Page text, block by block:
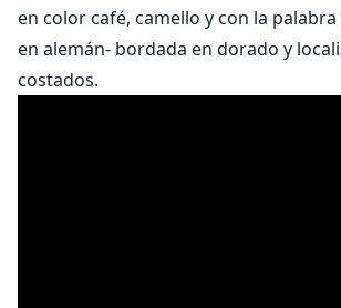
en color café, camello y con la palabra
en alemán- bordada en dorado y
costados.